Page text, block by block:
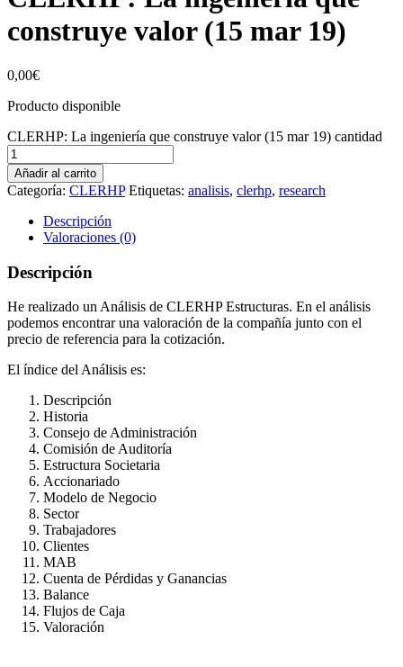
construye valor (15 mar 19)
0,00€
Producto disponible
CLERHP: La ingeniería que construye valor (15 mar 19) cantidad
Añadir al carrito
Categoría: CLERHP Etiquetas: analisis, clerhp, research
Descripción
Valoraciones (0)
Descripción
He realizado un Análisis de CLERHP Estructuras. En el análisis
podemos encontrar una valoración de la compañía junto con el
precio de referencia para la cotización.
El índice del Análisis es:
Descripción
Historia
Consejo de Administración
Comisión de Auditoría
Estructura Societaria
Accionariado
Modelo de Negocio
Sector
Trabajadores
Clientes
MAB
Cuenta de Pérdidas y Ganancias
Balance
Flujos de Caja
Valoración